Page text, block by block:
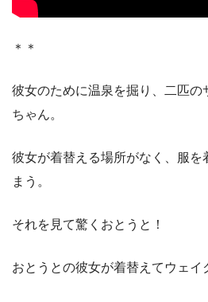
＊＊
彼女のために温泉を掘り、二匹の
ちゃん。
彼女が着替える場所がなく、服を
まう。
それを見て驚くおとうと！
おとうとの彼女が着替えてウェイ